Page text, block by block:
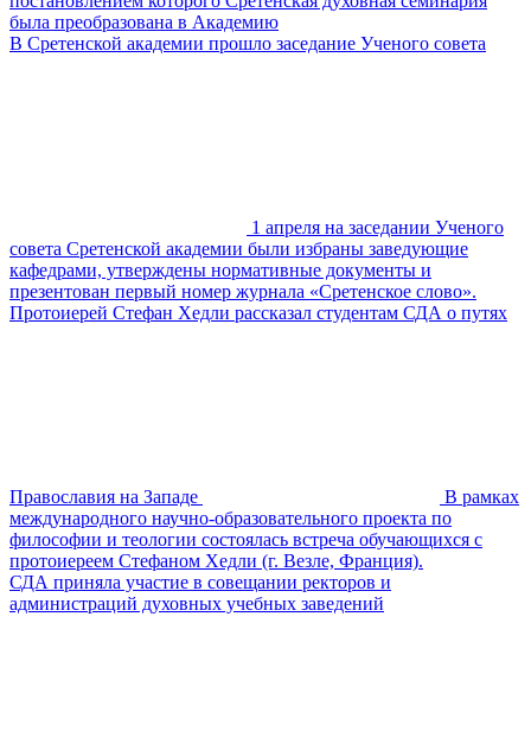
была преобразована в Академию
В Сретенской академии прошло заседание Ученого совета
1 апреля на заседании Ученого
совета Сретенской академии были избраны заведующие
кафедрами, утверждены нормативные документы и
презентован первый номер журнала «Сретенское слово».
Протоиерей Стефан Хедли рассказал студентам СДА о путях
Православия на Западе
В рамках
международного научно-образовательного проекта по
философии и теологии состоялась встреча обучающихся с
протоиереем Стефаном Хедли (г. Везле, Франция).
СДА приняла участие в совещании ректоров и
администраций духовных учебных заведений